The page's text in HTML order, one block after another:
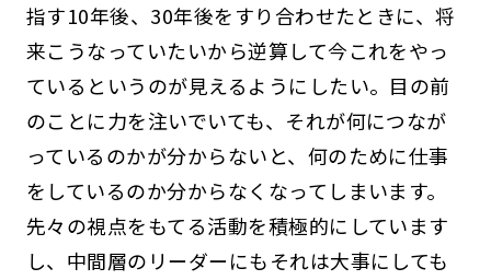
指す10年後、30年後をすり合わせたときに、将
来こうなっていたいから逆算して今これをやっ
ているというのが見えるようにしたい。目の前
のことに力を注いでいても、それが何につなが
っているのかが分からないと、何のために仕事
をしているのか分からなくなってしまいます。
先々の視点をもてる活動を積極的にしています
し、中間層のリーダーにもそれは大事にしても